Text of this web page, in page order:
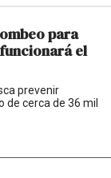
para
el
prevenir
cerca de 36 mil